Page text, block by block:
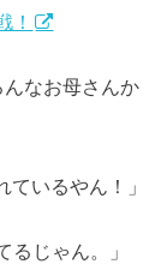
！
なお母さんか
ているやん！」
るじゃん。」